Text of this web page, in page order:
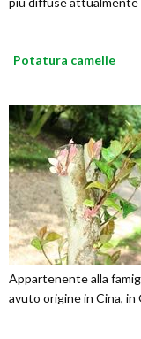
Potatura camelie
Appartenente alla
avuto origine in Cina, in